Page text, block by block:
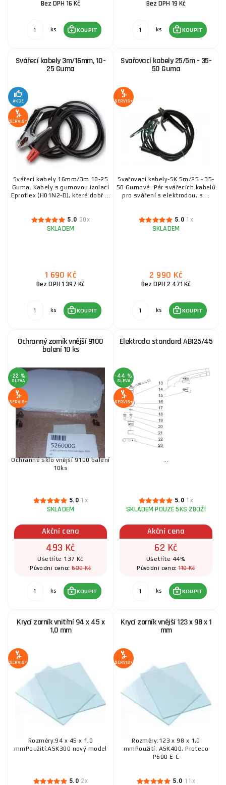
Bez DPH 16 Kč
ks KOUPIT
Bez DPH 19 Kč
ks KOUPIT
Svářecí kabely 3m/16mm, 10-
25 Guma
AKCE
SERVIS+
Svářecí kabely 16mm/3m 10-25
Guma. Kabely s gumovou izolací
Eproflex (H01N2-D), které dobř ...
5.0 30x
SKLADEM
1 690 Kč
Bez DPH 1 397 Kč
ks KOUPIT
Svařovací kabely 25/5m - 35-
50 Guma
SERVIS+
Svařovací kabely-SK 5m/25 - 35-
50 Gumové. Pár svářecích kabelů
pro sváření s elektrodou, s ...
5.0 1x
SKLADEM
2 990 Kč
Bez DPH 2 471 Kč
ks KOUPIT
Ochranný zorník vnější 9100
balení 10 ks
-22 %
SLEVA
SERVIS+
Ochranné sklo vnější 9100 balení
10ks
5.0 1x
SKLADEM
Akční cena
493 Kč
Ušetříte 137 Kč
Původní cena:630 Kč
ks KOUPIT
Elektroda standard ABI25/45
-44 %
SLEVA
SERVIS+
...
5.0 1x
SKLADEM POUZE 5KS ZBOŽÍ
Akční cena
62 Kč
Ušetříte 44%
Původní cena:110 Kč
ks KOUPIT
Krycí zorník vnitřní 94 x 45 x
1,0 mm
SERVIS+
Rozměry:94 x 45 x 1,0
mmPoužití:ASK300 nový model
5.0 2x
Krycí zorník vnější 123 x 98 x 1
mm
SERVIS+
Rozměry:123 x 98 x 1,0
mmPoužití: ASK400, Proteco
P600 E-C
5.0 11x